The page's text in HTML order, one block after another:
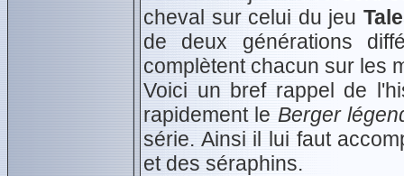
cheval sur celui du jeu
de deux générations
complètent chacun sur les
Voici un bref rappel de
rapidement le Berger
série. Ainsi il lui faut
et des séraphins.